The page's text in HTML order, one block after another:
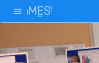
Lernende & Eltern
Unsere Schule
Bildungsangebote
Anmeldung & Stundenpläne
Cafeteria
Info-Veranstaltungen
MINT Aktivitäten
Lernplattformen und
Sport
Wettbewerbe
Studienfahrten
Hilfe & Beratung
Schülervertretung (E-Mail)
Schülerinnen- und
Elternvertretung
Verantwortliche /
Lernortkooperation
Partnerschaften
Förderverein
Förderer
Zertifizierung
Schulbroschüre
FAQ
MES-Kalender (Link)
q.wiki der MES (Link)
Stundenplanordner (Link)
Download
Ideen- und